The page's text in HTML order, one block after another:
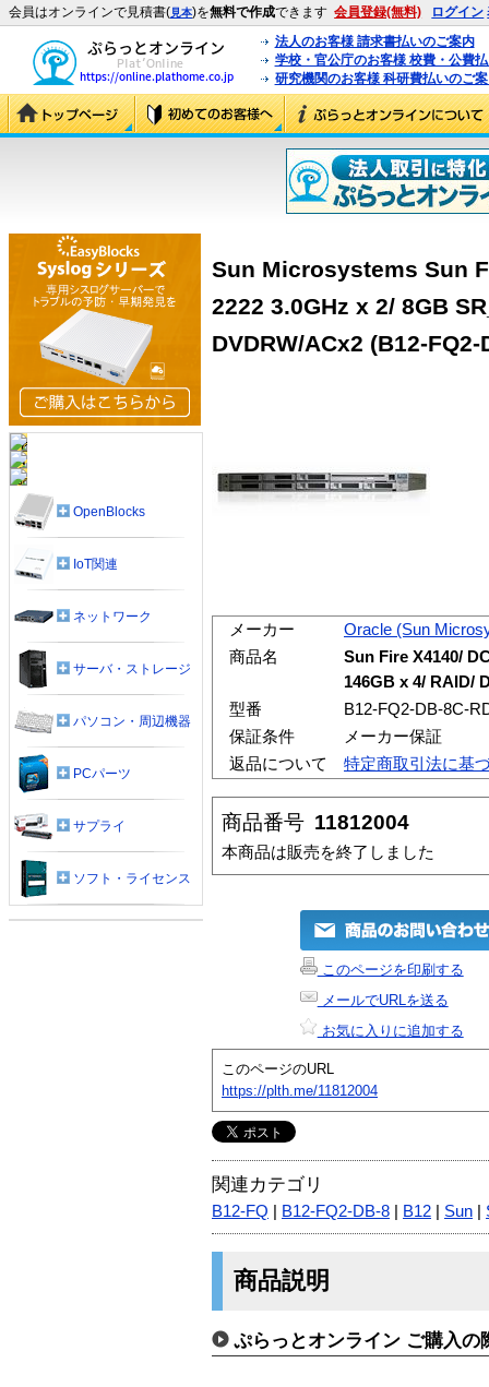
会員はオンラインで見積書(見本)を無料で作成できます 会員登録(無料) ログイン
法人のお客様 請求書払いのご案内
学校・官公庁のお客様 校費・公費
研究機関のお客様 科研費払いのご
Sun Microsystems Sun
2222 3.0GHz x 2/ 8GB
DVDRW/ACx2 (B12-FQ2-
メーカー
Oracle (Sun
商品名
Sun Fire X4140/
146GB x 4/ RAID/
型番
B12-FQ2-DB-8C-
保証条件
メーカー保証
返品について
特定商取引法に基
商品番号 11812004
本商品は販売を終了しました
このページを印刷する
メールでURLを送る
お気に入りに追加する
このページのURL
https://plth.me/11812004
関連カテゴリ
B12-FQ B12-FQ2-DB-8 B12 Sun
商品説明
ぷらっとオンライン ご購入の
OpenBlocks
IoT関連
ネットワーク
サーバ・ストレージ
パソコン・周辺機器
PCパーツ
サプライ
ソフト・ライセンス